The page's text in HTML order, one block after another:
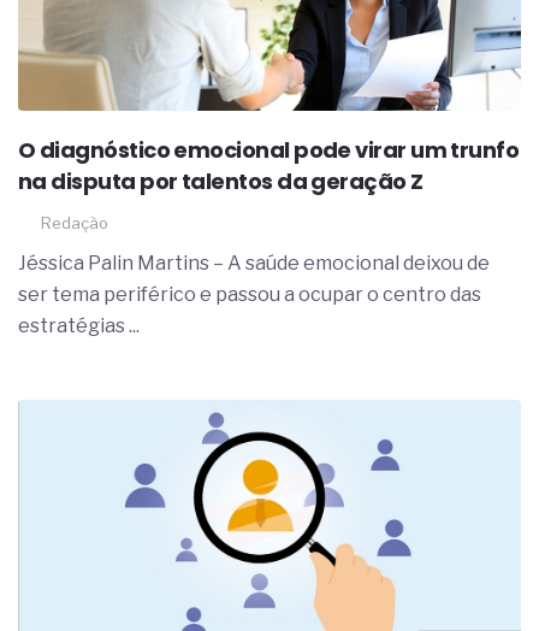
O diagnóstico emocional pode virar um trunfo
na disputa por talentos da geração Z
Redação
Jéssica Palin Martins – A saúde emocional deixou de
ser tema periférico e passou a ocupar o centro das
estratégias ...